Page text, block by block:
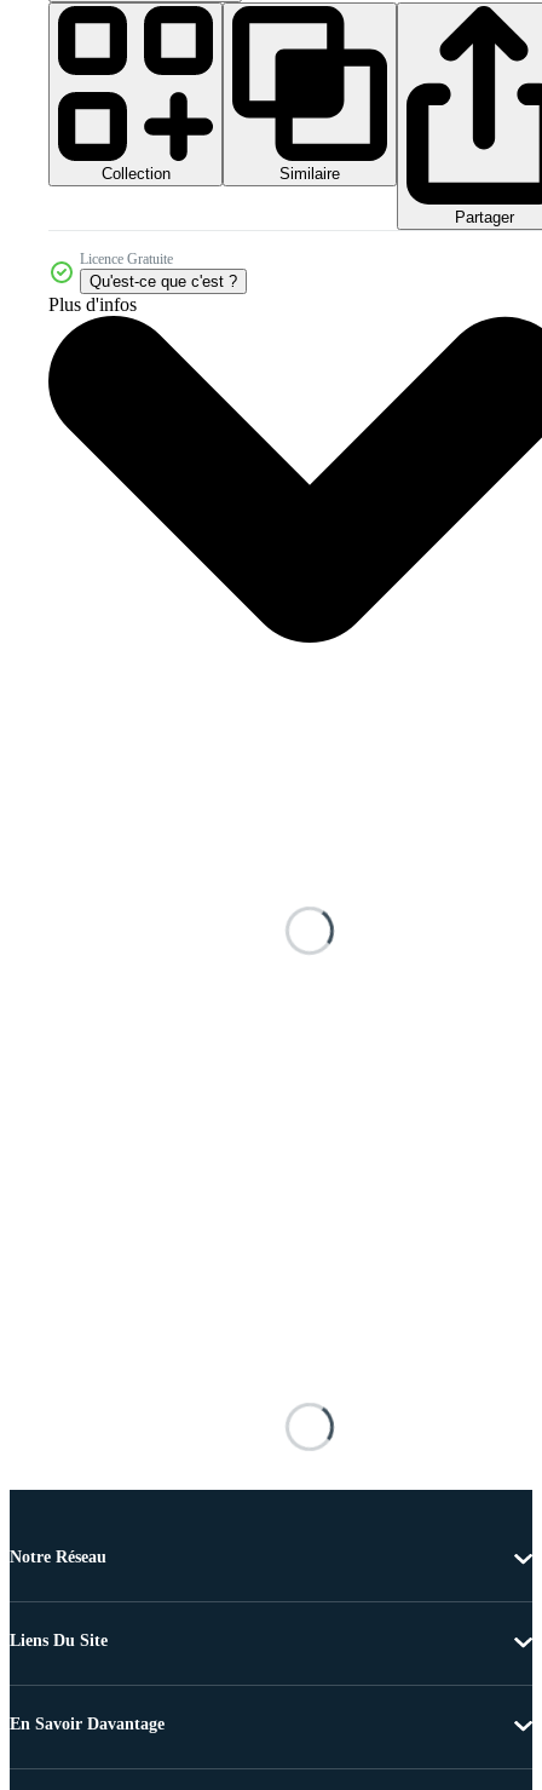
Collection Similaire
Partager
Licence Gratuite
Qu'est-ce que c'est ?
Plus d'infos
Notre Réseau
Liens Du Site
En Savoir Davantage